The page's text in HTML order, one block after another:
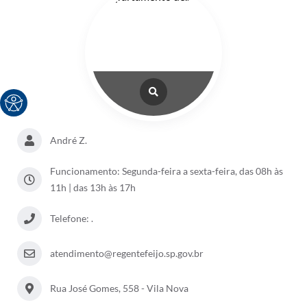
André Z.
Funcionamento: Segunda-feira a sexta-feira, das 08h às
11h | das 13h às 17h
Telefone: .
atendimento@regentefeijo.sp.gov.br
Rua José Gomes, 558 - Vila Nova